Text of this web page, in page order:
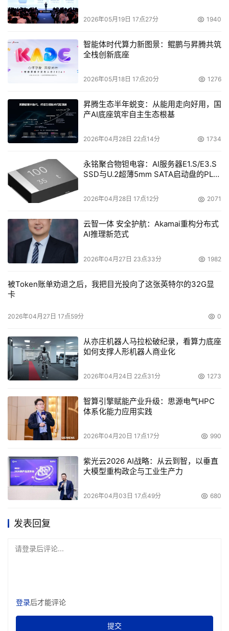
2026年05月19日 17点27分 1940
智能体时代算力新图景：鲲鹏与昇腾共筑
全栈创新底座
2026年05月18日 17点20分 1276
昇腾生态半年蜕变：从能用走向好用，国
产AI底座筑牢自主生态根基
2026年04月28日 22点14分 1734
永铭聚合物钽电容：AI服务器E1.S/E3.S
SSD与U.2超薄5mm SATA启动盘的PLP
2026年04月28日 17点12分 2071
云智一体 安全护航：Akamai重构分布式
AI推理新范式
2026年04月27日 23点33分 1982
被Token账单劝退之后，我把目光投向了这张英特尔的32G显
卡
2026年04月27日 17点59分 0
从亦庄机器人马拉松破纪录，看算力底座
如何支撑人形机器人商业化
2026年04月24日 22点31分 1273
智算引擎赋能产业升级：思源电气HPC
体系化能力应用实践
2026年04月20日 17点17分 990
紫光云2026 AI战略：从云到智，以垂直
大模型重构政企与工业生产力
2026年04月03日 17点49分 680
发表回复
请登录后评论...
登录后才能评论
提交